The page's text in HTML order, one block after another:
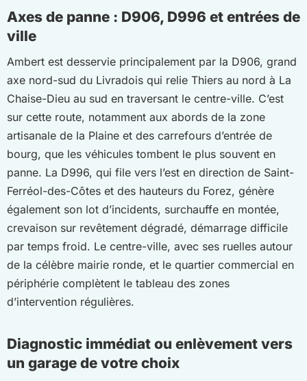
Axes de panne : D906, D996 et entrées de
ville
Ambert est desservie principalement par la D906, grand
axe nord-sud du Livradois qui relie Thiers au nord à La
Chaise-Dieu au sud en traversant le centre-ville. C’est
sur cette route, notamment aux abords de la zone
artisanale de la Plaine et des carrefours d’entrée de
bourg, que les véhicules tombent le plus souvent en
panne. La D996, qui file vers l’est en direction de Saint-
Ferréol-des-Côtes et des hauteurs du Forez, génère
également son lot d’incidents, surchauffe en montée,
crevaison sur revêtement dégradé, démarrage difficile
par temps froid. Le centre-ville, avec ses ruelles autour
de la célèbre mairie ronde, et le quartier commercial en
périphérie complètent le tableau des zones
d’intervention régulières.
Diagnostic immédiat ou enlèvement vers
un garage de votre choix